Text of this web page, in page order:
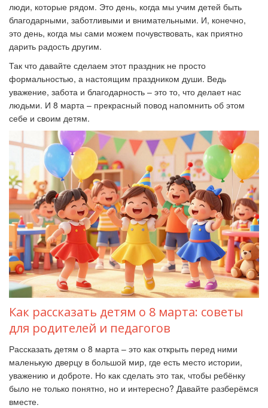
люди, которые рядом. Это день, когда мы учим детей быть
благодарными, заботливыми и внимательными. И, конечно,
это день, когда мы сами можем почувствовать, как приятно
дарить радость другим.
Так что давайте сделаем этот праздник не просто
формальностью, а настоящим праздником души. Ведь
уважение, забота и благодарность – это то, что делает нас
людьми. И 8 марта – прекрасный повод напомнить об этом
себе и своим детям.
Как рассказать детям о 8 марта: советы
для родителей и педагогов
Рассказать детям о 8 марта – это как открыть перед ними
маленькую дверцу в большой мир, где есть место истории,
уважению и доброте. Но как сделать это так, чтобы ребёнку
было не только понятно, но и интересно? Давайте разберёмся
вместе.